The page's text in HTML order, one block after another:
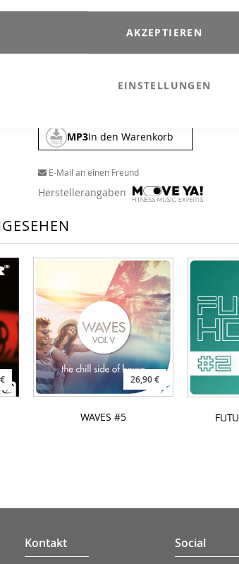
AKZEPTIEREN
EINSTELLUNGEN
Die neue TriloChi CD inspiriert, sich mit
MP3In den Warenkorb
E-Mail an einen Freund
Herstellerangaben
26,90 €
WAVES #5
Kontakt Social